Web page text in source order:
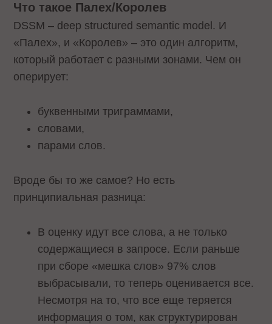
Что такое Палех/Королев
DSSM – deep structured semantic model. И
«Палех», и «Королев» – это один алгоритм,
который работает с разными зонами. Чем он
оперирует:
буквенными триграммами,
словами,
парами слов.
Вроде бы то же самое? Но есть
принципиальная разница:
В оценку идут все слова, а не только
содержащиеся в запросе. Если раньше
при сборе «мешка слов» 97% слов
выбрасывали, то теперь оценивается все.
Несмотря на то, что все еще теряется
информация о том, как структурирован